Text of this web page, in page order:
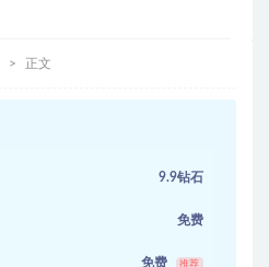
正文
9.9钻石
免费
免费 推荐